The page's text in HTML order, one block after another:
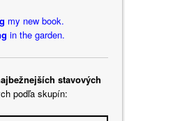
my new book.
in the garden.
stavových
podľa skupín: